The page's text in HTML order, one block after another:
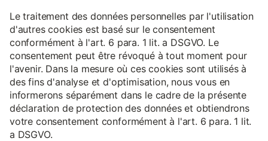
Le traitement des données personnelles par l'utilisation
d'autres cookies est basé sur le consentement
conformément à l'art. 6 para. 1 lit. a DSGVO. Le
consentement peut être révoqué à tout moment pour
l'avenir. Dans la mesure où ces cookies sont utilisés à
des fins d'analyse et d'optimisation, nous vous en
informerons séparément dans le cadre de la présente
déclaration de protection des données et obtiendrons
votre consentement conformément à l'art. 6 para. 1 lit.
a DSGVO.